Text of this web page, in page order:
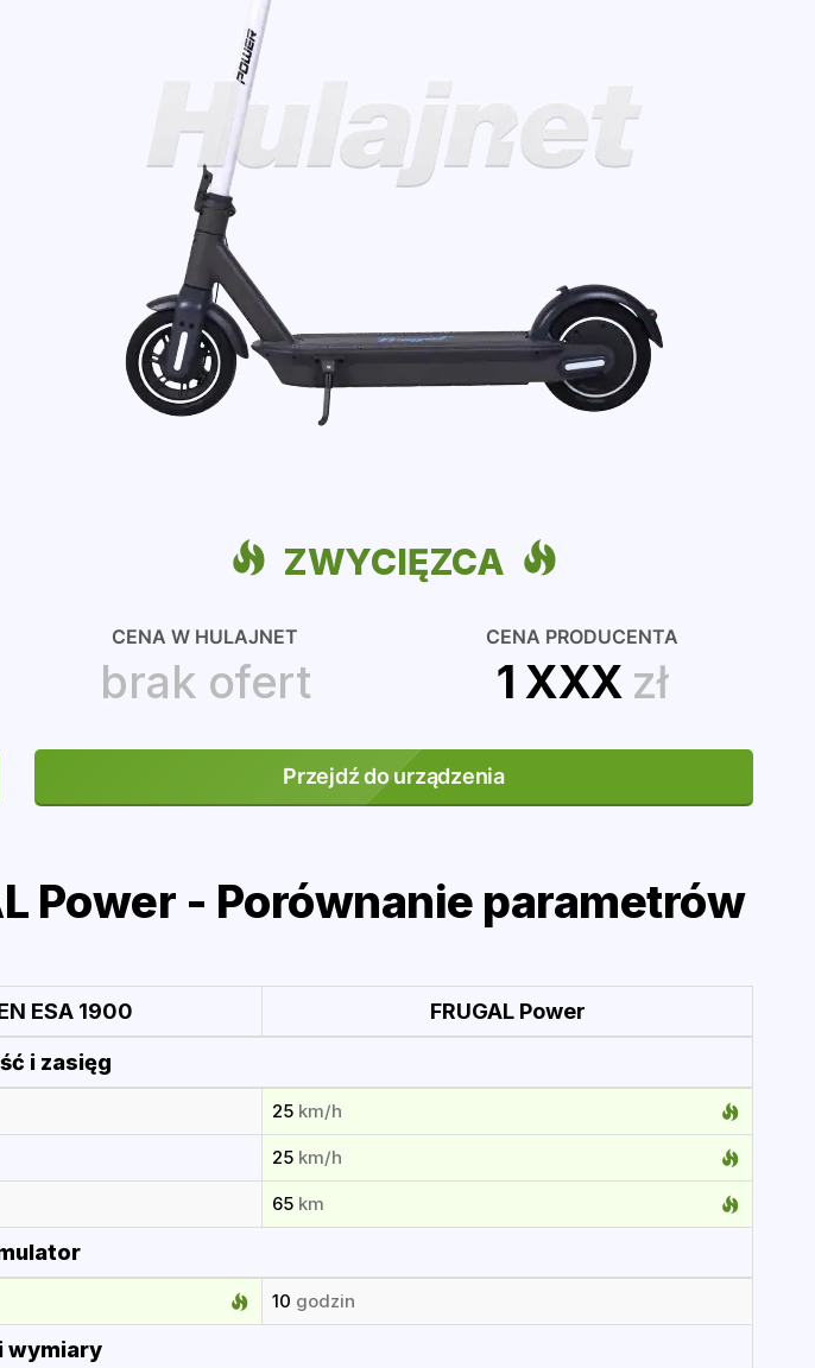
ZWYCIĘZCA
CENA W HULAJNET
brak ofert
CENA PRODUCENTA
1 XXX zł
Przejdź do urządzenia
Power - Porównanie parametrów
ESA 1900 FRUGAL Power
i zasięg
25 km/h
25 km/h
65 km
10 godzin
wymiary